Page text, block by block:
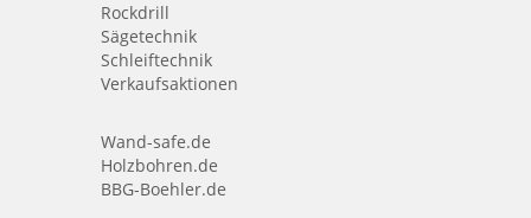
Rockdrill
Sägetechnik
Schleiftechnik
Verkaufsaktionen
Wand-safe.de
Holzbohren.de
BBG-Boehler.de